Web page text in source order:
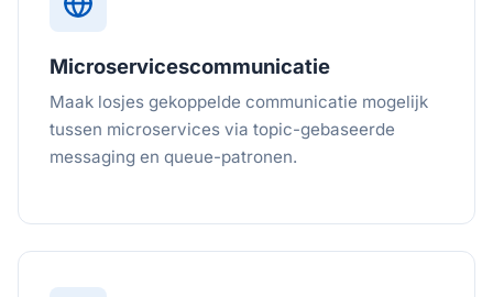
Microservicescommunicatie
Maak losjes gekoppelde communicatie mogelijk
tussen microservices via topic-gebaseerde
messaging en queue-patronen.